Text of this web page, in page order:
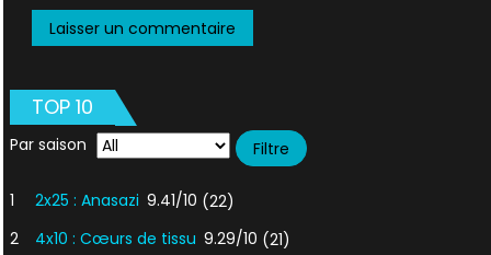
TOP 10
Par saison
1 2x25 : Anasazi 9.41/10 (22)
2
4x10 : Cœurs de tissu 9.29/10 (21)